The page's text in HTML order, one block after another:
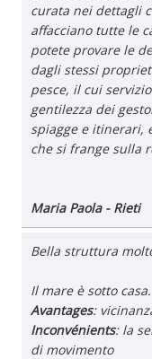
curata nei dettagli
affacciano tutte le
potete provare le
dagli stessi
pesce, il cui
gentilezza dei
spiagge e itinerari,
che si frange sulla
Maria Paola - Rieti
Bella struttura
Il mare è sotto casa.
Avantages:
Inconvénients: la
di movimento